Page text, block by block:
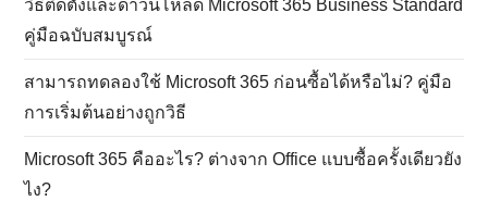
วิธีติดตั้งและดาวน์โหลด Microsoft 365 Business Standard
คู่มือฉบับสมบูรณ์
สามารถทดลองใช้ Microsoft 365 ก่อนซื้อได้หรือไม่? คู่มือ
การเริ่มต้นอย่างถูกวิธี
Microsoft 365 คืออะไร? ต่างจาก Office แบบซื้อครั้งเดียวยัง
ไง?